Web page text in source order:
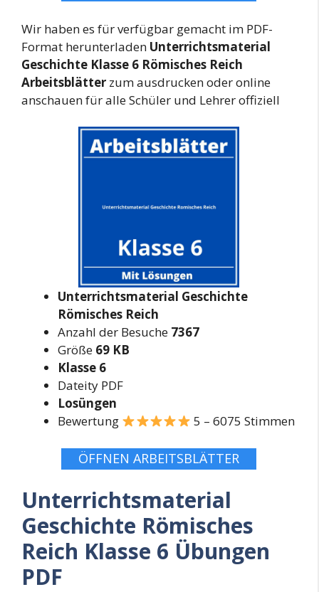
Wir haben es für verfügbar gemacht im PDF-
Format herunterladen Unterrichtsmaterial
Geschichte Klasse 6 Römisches Reich
Arbeitsblätter zum ausdrucken oder online
anschauen für alle Schüler und Lehrer offiziell
Unterrichtsmaterial Geschichte
Römisches Reich
Anzahl der Besuche 7367
Größe 69 KB
Klasse 6
Dateity PDF
Losüngen
Bewertung
5 – 6075 Stimmen
ÖFFNEN ARBEITSBLÄTTER
Unterrichtsmaterial
Geschichte Römisches
Reich Klasse 6 Übungen
PDF